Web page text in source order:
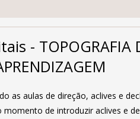
- TOPOGRAFIA
as aulas de direção, aclives e
de introduzir aclives e